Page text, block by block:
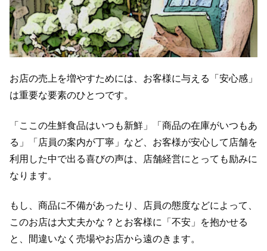
お店の売上を増やすためには、お客様に与える「安心感」
は重要な要素のひとつです。
「ここの生鮮食品はいつも新鮮」「商品の在庫がいつもあ
る」「店員の案内が丁寧」など、お客様が安心して店舗を
利用した中で出る喜びの声は、店舗経営にとっても励みに
なります。
もし、商品に不備があったり、店員の態度などによって、
このお店は大丈夫かな？とお客様に「不安」を抱かせる
と、間違いなく売場やお店から遠のきます。